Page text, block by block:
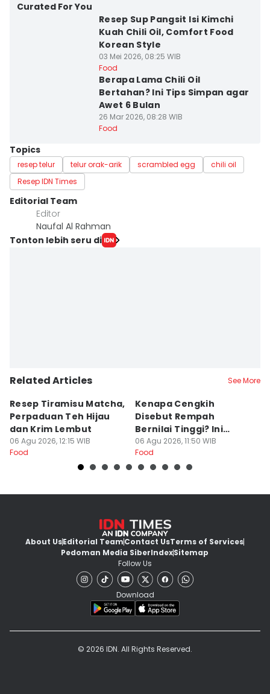
Curated For You
Resep Sup Pangsit Isi Kimchi
Kuah Chili Oil, Comfort Food
Korean Style
03 Mei 2026, 08:25 WIB
Food
Berapa Lama Chili Oil
Bertahan? Ini Tips Simpan agar
Awet 6 Bulan
26 Mar 2026, 08:28 WIB
Food
Topics
resep telur telur orak-arik scrambled egg
chili oil
Resep IDN Times
Editorial Team
Editor
Naufal Al Rahman
Tonton lebih seru di
Related Articles See More
Resep Tiramisu Matcha,
Perpaduan Teh Hijau
dan Krim Lembut
06 Agu 2026, 12:15 WIB
Food
Kenapa Cengkih
Disebut Rempah
Bernilai Tinggi? Ini
Alasannya!
06 Agu 2026, 11:50 WIB
Food
About UsEditorial TeamContact UsTerms of Services
Pedoman Media SiberIndexSitemap
Follow Us
Download
© 2026 IDN. All Rights Reserved.